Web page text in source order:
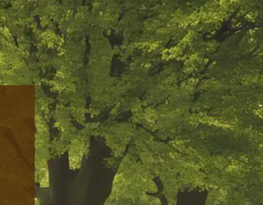
JARDINIER 91760 AU SERVICE
Mettant en activité des travaux de pose de pelouse à
elagage met en place des services pour la pose de
Pour cela, nous déployons des méthodes de qualité
pour toute demande. Que vous soyez particuliers,